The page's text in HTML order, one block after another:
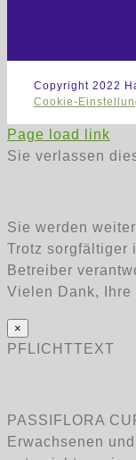
Copyright 2022
Cookie-
Page load link
Sie verlassen
Sie werden
Trotz sorgfältiger
Betreiber
Vielen Dank, Ihre
×
PFLICHTTEXT
PASSIFLORA
Erwachsenen